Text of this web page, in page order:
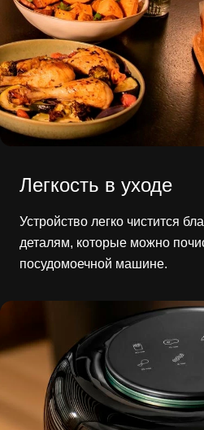
Легкость в уходе
Устройство легко чистится
деталям, которые можно
посудомоечной машине.